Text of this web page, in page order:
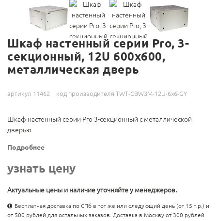
Шкаф настенный серии Pro, 3-
секционный, 12U 600x600,
металлическая дверь
артикул 11462 код производителя TWT-CBW3M-12U-6x6-GY
Шкаф настенный серии Pro 3-секционный с металлической
дверью
Подробнее
узнать цену
Актуальные цены и наличие уточняйте у менеджеров.
Бесплатная доставка по СПб в тот же или следующий день (от 15 т.р.) и
от 500 рублей для остальных заказов. Доставка в Москву от 300 рублей